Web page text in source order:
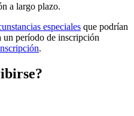
a largo plazo.
especiales que podrían
un período de inscripción
.